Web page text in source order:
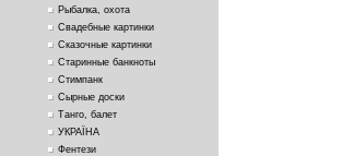
Рыбалка, охота
Свадебные картинки
Сказочные картинки
Старинные банкноты
Стимпанк
Сырные доски
Танго, балет
УКРАЇНА
Фентези